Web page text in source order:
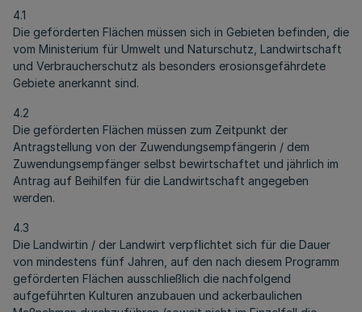
4.1
Die geförderten Flächen müssen sich in Gebieten befinden, die
vom Ministerium für Umwelt und Naturschutz, Landwirtschaft
und Verbraucherschutz als besonders erosionsgefährdete
Gebiete anerkannt sind.
4.2
Die geförderten Flächen müssen zum Zeitpunkt der
Antragstellung von der Zuwendungsempfängerin / dem
Zuwendungsempfänger selbst bewirtschaftet und jährlich im
Antrag auf Beihilfen für die Landwirtschaft angegeben
werden.
4.3
Die Landwirtin / der Landwirt verpflichtet sich für die Dauer
von mindestens fünf Jahren, auf den nach diesem Programm
geförderten Flächen ausschließlich die nachfolgend
aufgeführten Kulturen anzubauen und ackerbaulichen